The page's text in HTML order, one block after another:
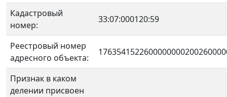
Кадастровый
номер:
33:07:000120:59
Реестровый номер
адресного объекта:
Признак в каком
делении присвоен